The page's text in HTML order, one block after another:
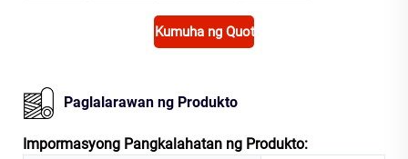
Kumuha ng Quote
Paglalarawan ng Produkto
Impormasyong Pangkalahatan ng Produkto: